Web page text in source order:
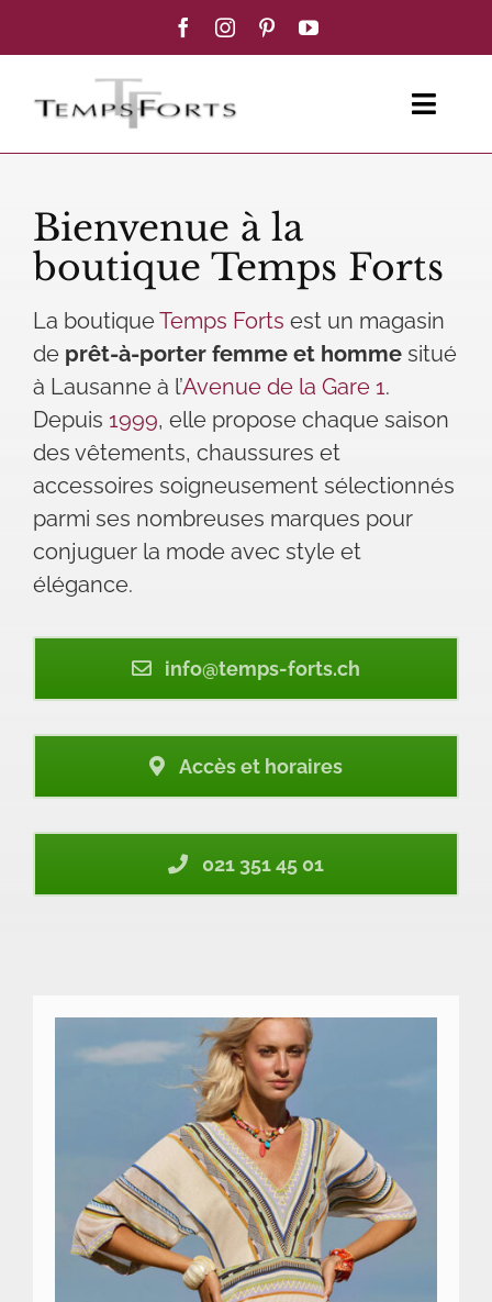
FEMME
BOUTIQUE
BLOG MODE
CONTACT
Bienvenue à la
boutique Temps Forts
La boutique Temps Forts est un magasin
de prêt-à-porter femme et hommesitué
à Lausanne à l’Avenue de la Gare 1.
Depuis 1999, elle propose chaque saison
des vêtements, chaussures et
accessoires soigneusement sélectionnés
parmi ses nombreuses marques pour
conjuguer la mode avec style et
élégance.
info@temps-forts.ch
Accès et horaires
021 351 45 01